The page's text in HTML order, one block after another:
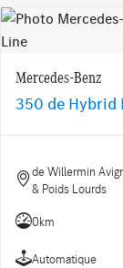
Mercedes-Benz
350 de Hybrid
de Willermin
& Poids Lourds
0km
Automatique